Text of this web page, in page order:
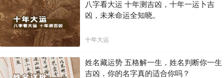
八字看大运 十年测吉凶，十年一运卜吉
凶，未来命运全知晓。
十年大运
姓名藏运势 五格解一生，姓名判断你一生
吉凶，你的名字真的适合你吗？